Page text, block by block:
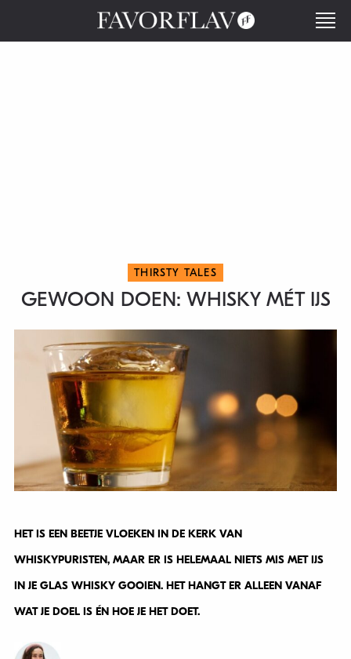
THIRSTY TALES
GEWOON DOEN: WHISKY MÉT IJS
HET IS EEN BEETJE VLOEKEN IN DE KERK VAN
WHISKYPURISTEN, MAAR ER IS HELEMAAL NIETS MIS MET IJS
IN JE GLAS WHISKY GOOIEN. HET HANGT ER ALLEEN VANAF
WAT JE DOEL IS ÉN HOE JE HET DOET.